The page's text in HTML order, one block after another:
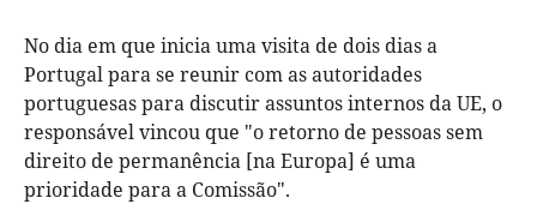
No dia em que inicia uma visita de dois dias a
Portugal para se reunir com as autoridades
portuguesas para discutir assuntos internos da UE, o
responsável vincou que "o retorno de pessoas sem
direito de permanência [na Europa] é uma
prioridade para a Comissão".